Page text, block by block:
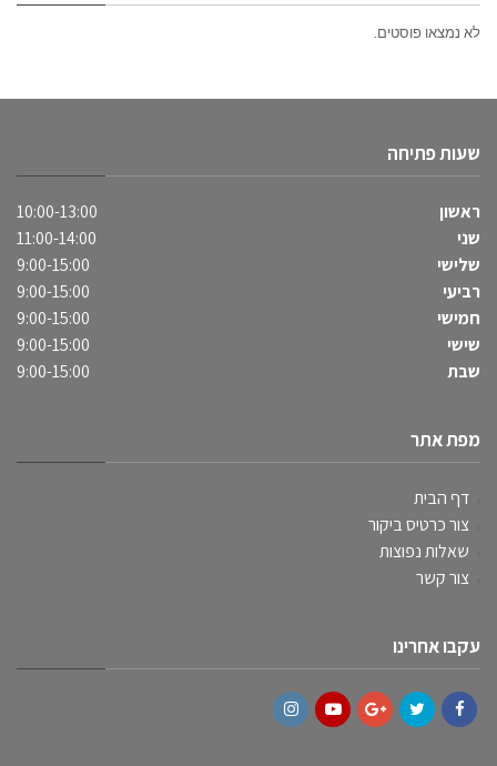
לא נמצאו פוסטים.
שעות פתיחה
ראשון
10:00-13:00
שני
11:00-14:00
שלישי
9:00-15:00
רביעי
9:00-15:00
חמישי
9:00-15:00
שישי
9:00-15:00
שבת
9:00-15:00
מפת אתר
דף הבית
צור כרטיס ביקור
שאלות נפוצות
צור קשר
עקבו אחרינו